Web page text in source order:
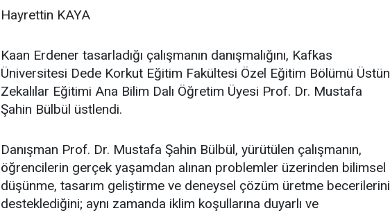
Hayrettin KAYA
Kaan Erdener tasarladığı çalışmanın danışmalığını, Kafkas
Üniversitesi Dede Korkut Eğitim Fakültesi Özel Eğitim Bölümü Üstün
Zekalılar Eğitimi Ana Bilim Dalı Öğretim Üyesi Prof. Dr. Mustafa
Şahin Bülbül üstlendi.
Danışman Prof. Dr. Mustafa Şahin Bülbül, yürütülen çalışmanın,
öğrencilerin gerçek yaşamdan alınan problemler üzerinden bilimsel
düşünme, tasarım geliştirme ve deneysel çözüm üretme becerilerini
desteklediğini; aynı zamanda iklim koşullarına duyarlı ve